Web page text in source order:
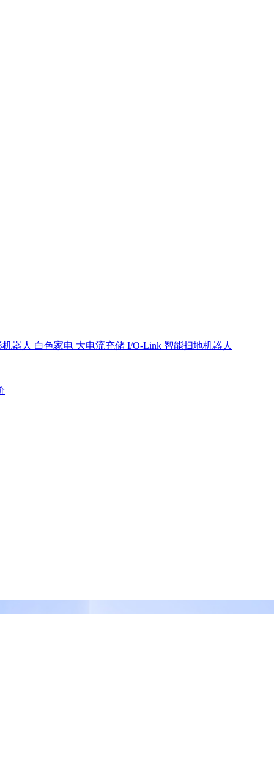
器人 白色家电 大电流充储 I/O-Link 智能扫地机器人